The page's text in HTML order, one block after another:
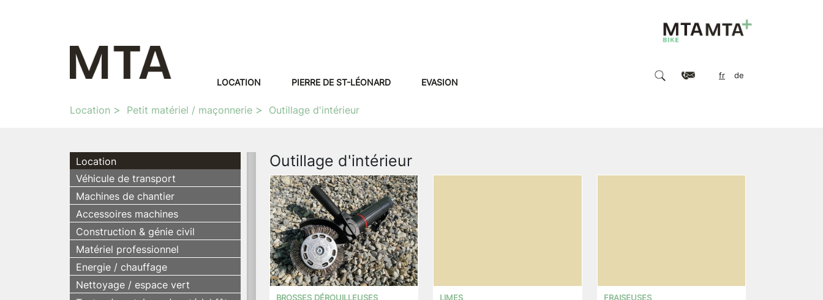
LOCATION PIERRE DE ST-LÉONARD EVASION
fr de
Location Petit matériel / maçonnerie Outillage d'intérieur
Location
Véhicule de transport
Machines de chantier
Accessoires machines
Construction & génie civil
Matériel professionnel
Energie / chauffage
Nettoyage / espace vert
Outillage d'intérieur
BROSSES DÉROUILLEUSES LIMES FRAISEUSES